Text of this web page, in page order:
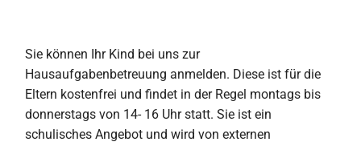
Sie können Ihr Kind bei uns zur
Hausaufgabenbetreuung anmelden. Diese ist für die
Eltern kostenfrei und findet in der Regel montags bis
donnerstags von 14- 16 Uhr statt. Sie ist ein
schulisches Angebot und wird von externen